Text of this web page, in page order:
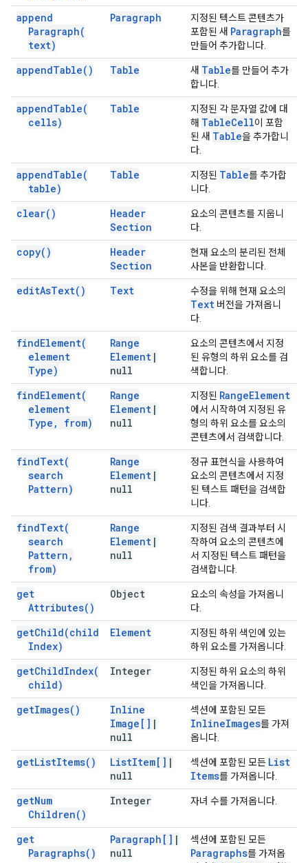
append
Paragraph(
text)
Paragraph
지정된 텍스트 콘텐츠가
포함된 새 Paragraph를
만들어 추가합니다.
appendTable( ) Table 새 Table를 만들어 추가
합니다.
appendTable(
cells)
Table
지정된 각 문자열 값에 대
해 TableCell이 포함
된 새 Table을 추가합니
다.
appendTable(
table)
Table 지정된 Table를 추가합
니다.
clear( )
Header
Section
요소의 콘텐츠를 지웁니
다.
copy( )
Header
Section
현재 요소의 분리된 전체
사본을 반환합니다.
editAsText( ) Text 수정을 위해 현재 요소의
Text 버전을 가져옵니
다.
findElement(
element
Type)
Range
Element |
null
요소의 콘텐츠에서 지정
된 유형의 하위 요소를 검
색합니다.
findElement(
element
Type , from)
Range
Element |
null
지정된 RangeElement
에서 시작하여 지정된 유
형의 하위 요소를 요소의
콘텐츠에서 검색합니다.
findText(
search
Pattern)
Range
Element |
null
정규 표현식을 사용하여
요소의 콘텐츠에서 지정
된 텍스트 패턴을 검색합
니다.
findText(
search
Pattern ,
from)
Range
Element |
null
지정된 검색 결과부터 시
작하여 요소의 콘텐츠에
서 지정된 텍스트 패턴을
검색합니다.
get
Attributes( )
Object
요소의 속성을 가져옵니
다.
getChild(child
Index)
Element
지정된 하위 색인에 있는
하위 요소를 가져옵니다.
getChildIndex(
child)
Integer
지정된 하위 요소의 하위
색인을 가져옵니다.
getImages( )
Inline
Image[] |
null
섹션에 포함된 모든
InlineImages를 가져
옵니다.
getListItems( ) ListItem[] |
null
섹션에 포함된 모든 List
Items를 가져옵니다.
getNum
Children( )
Integer 자녀 수를 가져옵니다.
get
Paragraphs( )
Paragraph[] |
null
섹션에 포함된 모든
Paragraphs를 가져옵